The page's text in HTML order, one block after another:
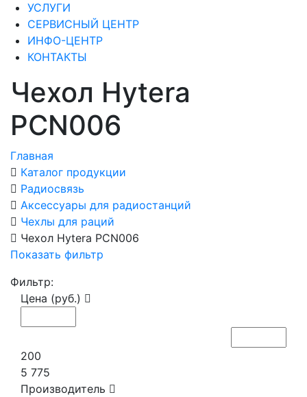
УСЛУГИ
СЕРВИСНЫЙ ЦЕНТР
ИНФО-ЦЕНТР
КОНТАКТЫ
Чехол Hytera
PCN006
Главная
Каталог продукции
Радиосвязь
Аксессуары для радиостанций
Чехлы для раций
Чехол Hytera PCN006
Показать фильтр
Фильтр:
Цена (руб.)
200
5 775
Производитель